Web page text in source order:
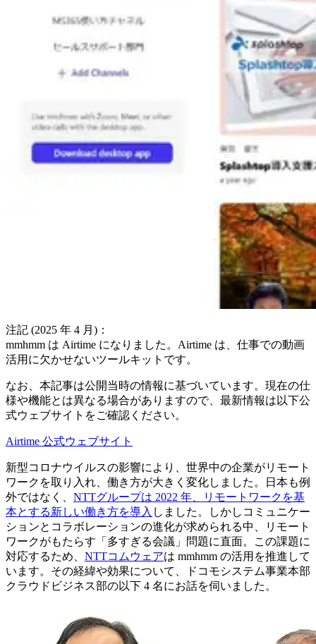
注記 (2025 年 4 月)：
mmhmm は Airtime になりました。Airtime は、仕事での動画
活用に欠かせないツールキットです。
なお、本記事は公開当時の情報に基づいています。現在の仕
様や機能とは異なる場合がありますので、最新情報は以下公
式ウェブサイトをご確認ください。
Airtime 公式ウェブサイト
新型コロナウイルスの影響により、世界中の企業がリモート
ワークを取り入れ、働き方が大きく変化しました。日本も例
外ではなく、 NTTグループは 2022 年、リモートワークを基
本とする新しい働き方を導入 しました。しかしコミュニケー
ションとコラボレーションの進化が求められる中、リモート
ワークがもたらす「多すぎる会議」問題に直面。この課題に
対応するため、 NTTコムウェアは mmhmm の活用を推進して
います。その経緯や効果について、ドコモシステム事業本部
クラウドビジネス部の以下 4 名にお話を伺いました。